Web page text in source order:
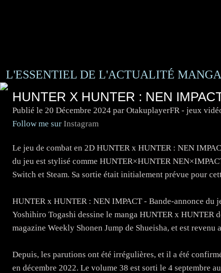
L'ESSENTIEL DE L'ACTUALITÉ
HUNTER X HUNTER : NEN
Publié le 20 Décembre 2024 par OtakuplayerFR - jeux
Follow me sur Instagram
Le jeu de combat en 2D HUNTER x HUNTER : NEN
du jeu est stylisé comme HUNTER×HUNTER
Switch et Steam. Sa sortie était initialement prévue pour
HUNTER x HUNTER : NEN IMPACT - Bande-annonce du
Yoshihiro Togashi dessine le manga HUNTER x HUNTER
magazine Weekly Shonen Jump de Shueisha, et est
Depuis, les parutions ont été irrégulières, et il a été
en décembre 2022. Le volume 38 est sorti le 4 septembre